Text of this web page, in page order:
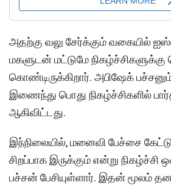
அதற்கு வலு சேர்க்கும் வகையில்
மகளுடன் மட்டுமே நிகழ்ச்சிகளுக்கு
கொண்டிருக்கிறார். அபிஷேக்
இணைந்து பொது நிகழ்ச்சிகளில்
ஆகிவிட்டது.
இந்நிலையில், மனைவி பேச்சை
சிறப்பாக இருக்கும் என்று நிகழ்ச்சி
பச்சன் பேசியுள்ளார். இதன் மூலம்